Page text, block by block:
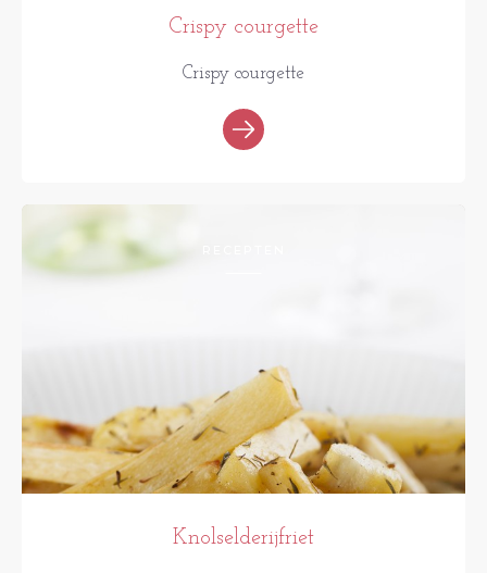
Crispy courgette
Crispy courgette
Knolselderijfriet